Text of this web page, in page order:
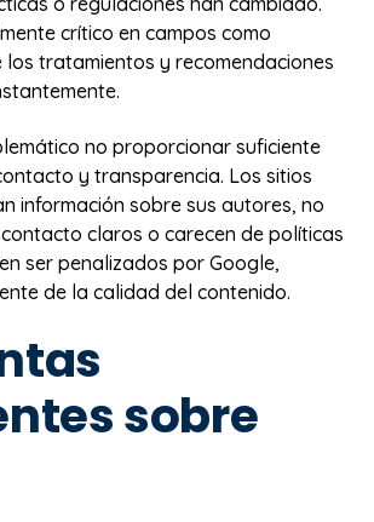
crítico en campos como
los tratamientos y recomendaciones
no proporcionar suficiente
y transparencia. Los sitios
información sobre sus autores, no
claros o carecen de políticas
ser penalizados por Google,
de la calidad del contenido.
sobre